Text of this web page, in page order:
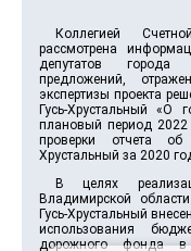
Коллегией
рассмотрена
депутатов города
предложений,
экспертизы проекта
Гусь-Хрустальный
плановый период 2022
проверки отчета
Хрустальный за 2020
В целях
Владимирской
Гусь-Хрустальный
использования
дорожного фонда в